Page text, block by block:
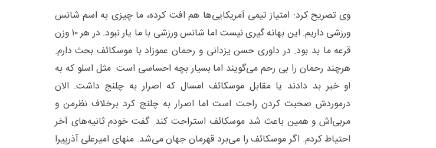
وی تصریح کرد: امتیاز تیمی آمریکایی‌ها هم افت کرده، ما چیزی به اسم شانس
ورزشی داریم. این بهانه گیری نیست اما شانس ورزشی با ما یار نبود. در هر ۱۰ وزن
قرعه ما بد بود. در داوری حسن یزدانی و رحمان عموزاد با موسکائف بحث دارم.
هرچند رحمان را بی رحم می‌گویند اما بسیار بچه احساسی است. مثل اسلو که به
او خبر بد دادند یا مقابل موسکائف امسال که اصرار به چلنج داشت. الان
درموردش صحبت کردن راحت است اما اصرار به چلنج کرد برخلاف نظرمن و
مربی‌اش و همین باعث شد موسکائف استراحت کند. گفت خودم ثانیه‌های آخر
احتیاط کردم. اگر موسکائف را می‌برد قهرمان جهان می‌شد. منهای امیرعلی آذرپیرا